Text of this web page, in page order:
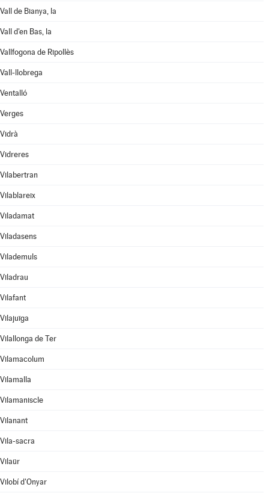
Vall de Bianya, la
Vall d'en Bas, la
Vallfogona de Ripollès
Vall-llobrega
Ventalló
Verges
Vidrà
Vidreres
Vilabertran
Vilablareix
Viladamat
Viladasens
Vilademuls
Viladrau
Vilafant
Vilajuïga
Vilallonga de Ter
Vilamacolum
Vilamalla
Vilamaniscle
Vilanant
Vila-sacra
Vilaür
Vilobí d'Onyar